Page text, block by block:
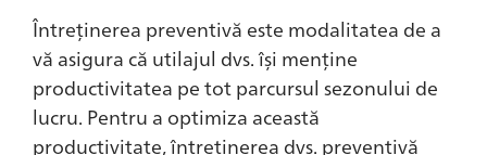
Întreținerea preventivă este modalitatea de a
vă asigura că utilajul dvs. își menține
productivitatea pe tot parcursul sezonului de
lucru. Pentru a optimiza această
productivitate, întreținerea dvs. preventivă